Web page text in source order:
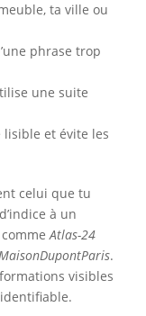
ta ville ou
phrase trop
une suite
et évite les
celui que tu
à un
commeAtlas-24
.
visibles